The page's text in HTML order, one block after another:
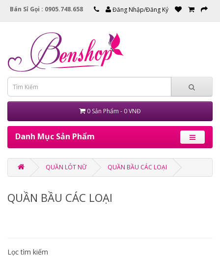
Bán Sỉ Gọi : 0905.748.658 Đăng Nhập/Đăng Ký
0 Sản Phẩm - 0 VNĐ
Danh Mục Sản Phẩm
QUẦN LÓT NỮ QUẦN BẦU CÁC LOẠI
QUẦN BẦU CÁC LOẠI
Lọc tìm kiếm